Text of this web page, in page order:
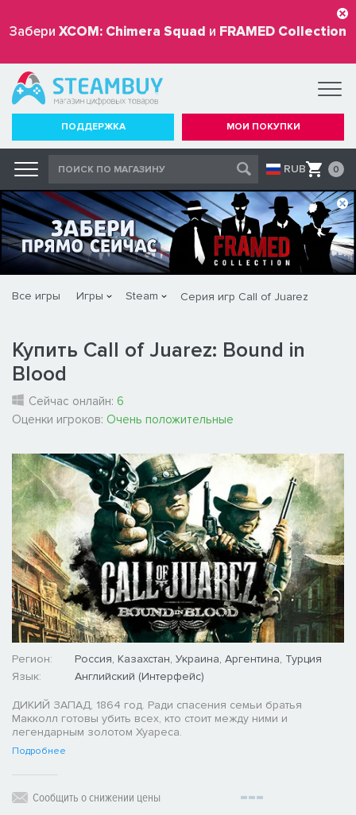
Забери XCOM: Chimera Squad и FRAMED Collection
бесплатно
ПОДДЕРЖКА МОИ ПОКУПКИ
RUB 0
Все игры Игры Steam Серия игр Call of Juarez
Купить Call of Juarez: Bound in
Blood
Сейчас онлайн: 6
Оценки игроков: Очень положительные
Регион:
Россия, Казахстан, Украина, Аргентина, Турция
Язык:
Английский (Интерфейс)
ДИКИЙ ЗАПАД, 1864 год. Ради спасения семьи братья
Макколл готовы убить всех, кто стоит между ними и
легендарным золотом Хуареса.
Подробнее
Сообщить о снижении цены